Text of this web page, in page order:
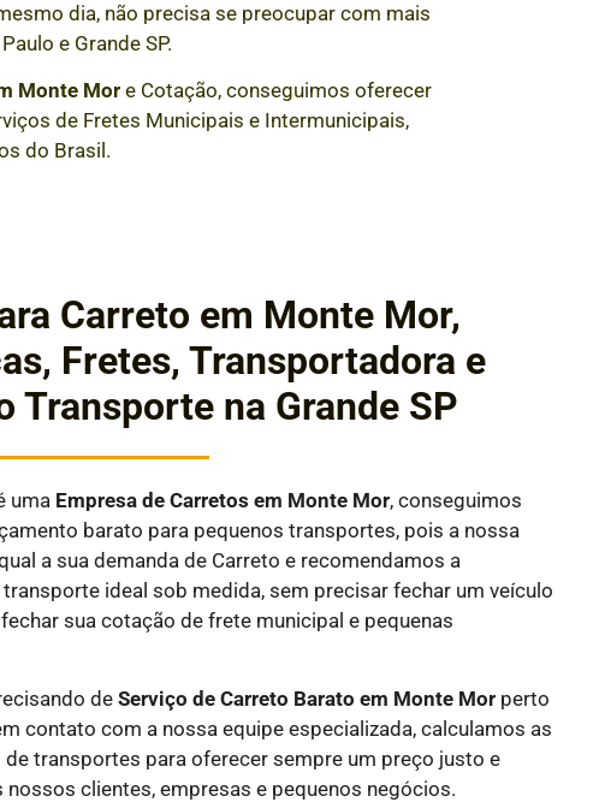
dia, não precisa se preocupar com mais
e Grande SP.
Monte More Cotação, conseguimos oferecer
de Fretes Municipais e Intermunicipais,
do Brasil.
Carreto em Monte Mor,
Fretes, Transportadora e
Transporte na Grande SP
uma Empresa de Carretos em Monte Mor, conseguimos
barato para pequenos transportes, pois a nossa
a sua demanda de Carreto e recomendamos a
ideal sob medida, sem precisar fechar um veículo
sua cotação de frete municipal e pequenas
deServiço de Carreto Barato em Monte Mor perto
contato com a nossa equipe especializada, calculamos as
transportes para oferecer sempre um preço justo e
clientes, empresas e pequenos negócios.